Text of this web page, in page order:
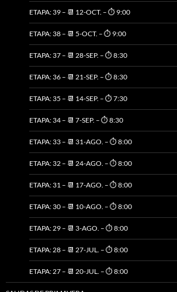
ETAPA: 39 – 📆 12-OCT. – ⏱️ 9:00
ETAPA: 38 – 📆 5-OCT. – ⏱️ 9:00
ETAPA: 37 – 📆 28-SEP. – ⏱️ 8:30
ETAPA: 36 – 📆 21-SEP. – ⏱️ 8:30
ETAPA: 35 – 📆 14-SEP. – ⏱️ 7:30
ETAPA: 34 – 📆 7-SEP. – ⏱️ 8:30
ETAPA: 33 – 📆 31-AGO. – ⏱️ 8:00
ETAPA: 32 – 📆 24-AGO. – ⏱️ 8:00
ETAPA: 31 – 📆 17-AGO. – ⏱️ 8:00
ETAPA: 30 – 📆 10-AGO. – ⏱️ 8:00
ETAPA: 29 – 📆 3-AGO. – ⏱️ 8:00
ETAPA: 28 – 📆 27-JUL. – ⏱️ 8:00
ETAPA: 27 – 📆 20-JUL. – ⏱️ 8:00